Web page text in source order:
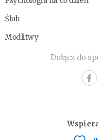
Ślub
Modlitwy
Dołącz do